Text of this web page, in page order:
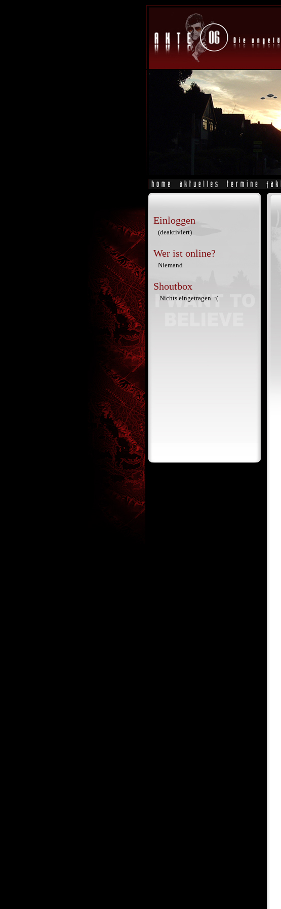
Einloggen
(deaktiviert)
Wer ist online?
Niemand
Shoutbox
Nichts eingetragen. :(